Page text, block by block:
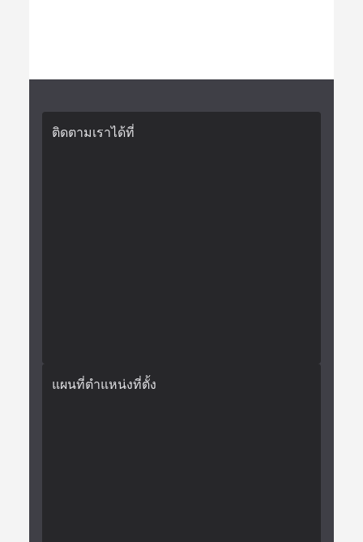
ติดตามเราได้ที่
แผนที่ตำแหน่งที่ตั้ง